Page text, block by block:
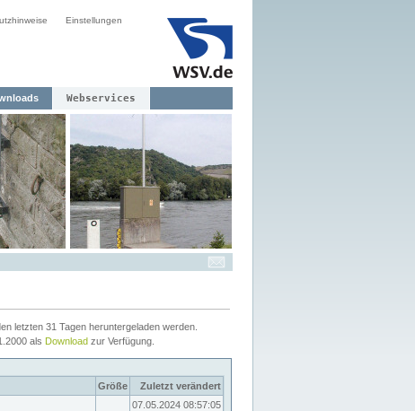
Einstellungen
Webservices
letzten 31 Tagen heruntergeladen werden.
als Download zur Verfügung.
Größe
Zuletzt verändert
07.05.2024 08:57:05